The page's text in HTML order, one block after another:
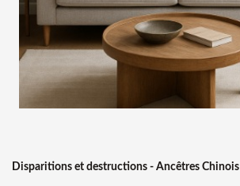
Disparitions et destructions - Ancêtres Chinois